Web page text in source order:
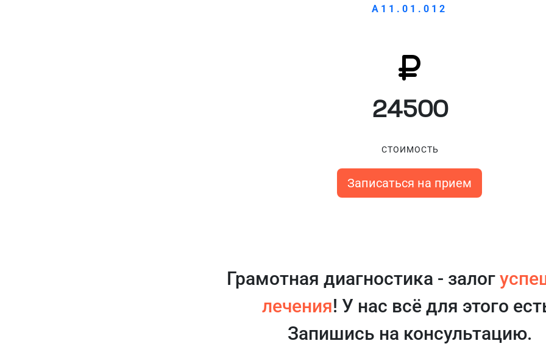
А11.01.012
24500
СТОИМОСТЬ
Записаться на прием
Грамотная диагностика - залог
лечения! У нас всё для этого
Запишись на консультацию.